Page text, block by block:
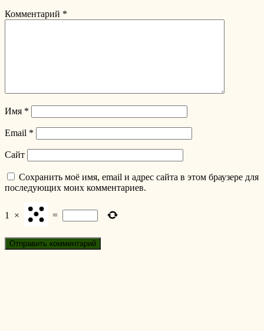
Комментарий *
Имя *
Email *
Сайт
Сохранить моё имя, email и адрес сайта в этом браузере для
последующих моих комментариев.
1 × =